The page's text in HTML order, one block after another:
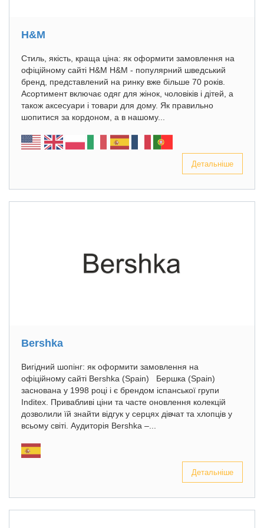
H&M
Стиль, якість, краща ціна: як оформити замовлення на
офіційному сайті H&M H&M - популярний шведський
бренд, представлений на ринку вже більше 70 років.
Асортимент включає одяг для жінок, чоловіків і дітей, а
також аксесуари і товари для дому. Як правильно
шопитися за кордоном, а в нашому...
Детальніше
Bershka
Вигідний шопінг: як оформити замовлення на
офіційному сайті Bershka (Spain) Бершка (Spain)
заснована у 1998 році і є брендом іспанської групи
Inditex. Привабливі ціни та часте оновлення колекцій
дозволили їй знайти відгук у серцях дівчат та хлопців у
всьому світі. Аудиторія Bershka –...
Детальніше